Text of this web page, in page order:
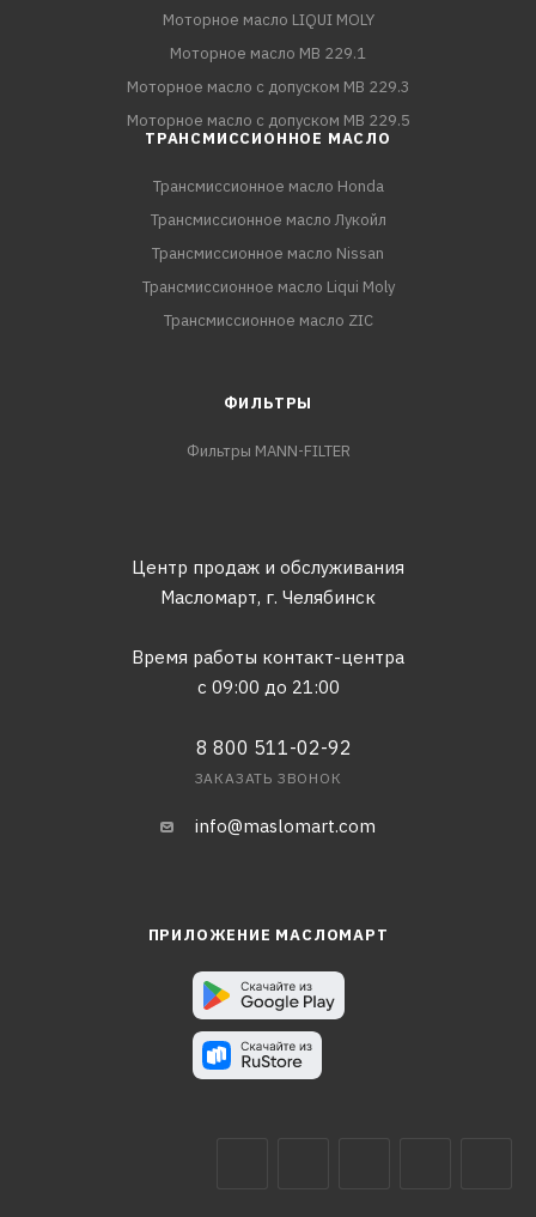
Моторное масло LIQUI MOLY
Моторное масло MB 229.1
Моторное масло с допуском MB 229.3
Моторное масло с допуском MB 229.5
ТРАНСМИССИОННОЕ МАСЛО
Трансмиссионное масло Honda
Трансмиссионное масло Лукойл
Трансмиссионное масло Nissan
Трансмиссионное масло Liqui Moly
Трансмиссионное масло ZIC
ФИЛЬТРЫ
Фильтры MANN-FILTER
Центр продаж и обслуживания
Масломарт, г. Челябинск
Время работы контакт-центра
с 09:00 до 21:00
8 800 511-02-92
ЗАКАЗАТЬ ЗВОНОК
info@maslomart.com
ПРИЛОЖЕНИЕ МАСЛОМАРТ